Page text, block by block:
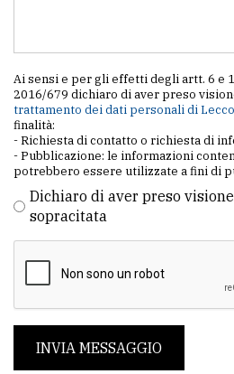
Ai sensi e per gli effetti degli artt. 6 e
2016/679 dichiaro di aver preso
trattamento dei dati personali di
finalità:
- Richiesta di contatto o richiesta di
- Pubblicazione: le informazioni
potrebbero essere utilizzate a fini di
Dichiaro di aver preso
sopracitata
INVIA MESSAGGIO